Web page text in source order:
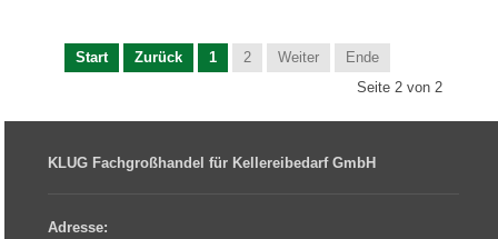
Start Zurück 1 2 Weiter
Ende
Seite 2 von 2
KLUG Fachgroßhandel für Kellereibedarf GmbH
Adresse: